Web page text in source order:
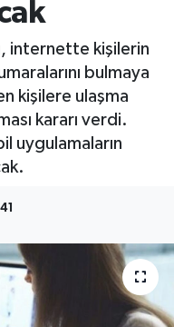
internette kişilerin
bulmaya
kişilere ulaşma
kararı verdi.
uygulamaların